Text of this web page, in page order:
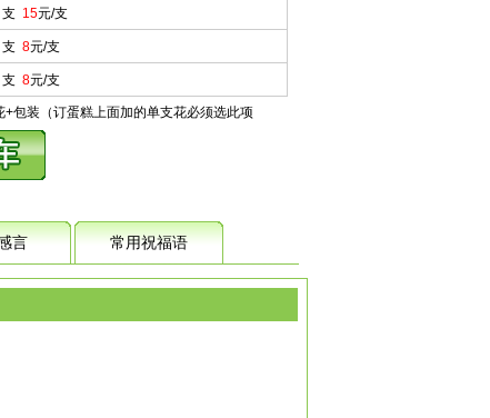
支 15元/支
支 8元/支
支 8元/支
+包装（订蛋糕上面加的单支花必须选此项
言 常用祝福语